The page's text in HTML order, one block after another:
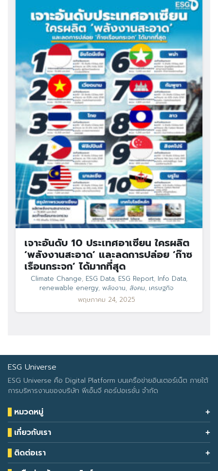
เจาะอันดับ 10 ประเทศอาเซียน ใครผลิต
‘พลังงานสะอาด’ และลดการปล่อย ‘ก๊าซ
เรือนกระจก’ ได้มากที่สุด
Climate Change, ESG Data, ESG Report, Info Data,
renewable energy, พลังงาน, สังคม, เศรษฐกิจ
พฤษภาคม 24, 2025
ESG Universe
ESG Universe คือ Digital Platform บนเครือข่ายอินเตอร์เน็ต ภายใต้
การบริหารงานของบริษัท พีเอ็มจี คอร์ปอเรชั่น จำกัด
หมวดหมู่
Health & Wellness
Eco Icon
ESG Data
Climate Change
เกี่ยวกับเรา
Our Services
About Us
ติดต่อเรา
โทรศัพท์: 090-549-2524